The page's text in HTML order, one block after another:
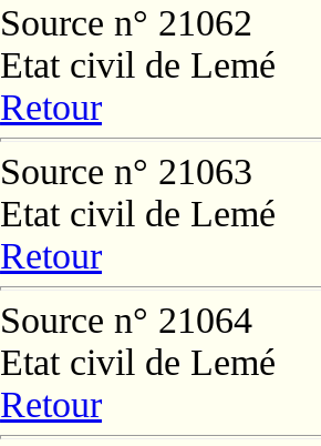
Source n° 21062
Etat civil de Lemé
Retour
Source n° 21063
Etat civil de Lemé
Retour
Source n° 21064
Etat civil de Lemé
Retour